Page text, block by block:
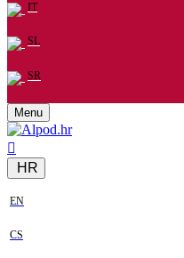
IT
SL
SR
Menu
HR
EN
CS